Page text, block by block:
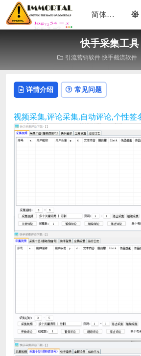
快手采集工具
引流营销软件快手截流软件
详情介绍 常见问题
视频采集,评论采集,自动评论,个性签